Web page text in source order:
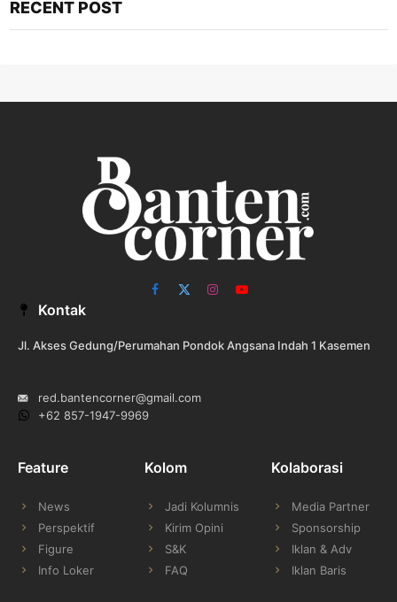
RECENT POST
Facebook
X
InstagramYouTube
Kontak
Jl. Akses Gedung/Perumahan Pondok Angsana Indah 1 Kasemen
red.bantencorner@gmail.com
+62 857-1947-9969
Feature
News
Perspektif
Figure
Info Loker
Kolom
Jadi Kolumnis
Kirim Opini
S&K
FAQ
Kolaborasi
Media Partner
Sponsorship
Iklan & Adv
Iklan Baris